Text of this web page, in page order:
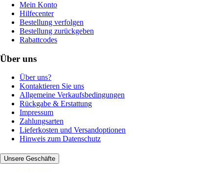
Mein Konto
Hilfecenter
Bestellung verfolgen
Bestellung zurückgeben
Rabattcodes
Über uns
Über uns?
Kontaktieren Sie uns
Allgemeine Verkaufsbedingungen
Rückgabe & Erstattung
Impressum
Zahlungsarten
Lieferkosten und Versandoptionen
Hinweis zum Datenschutz
Unsere Geschäfte